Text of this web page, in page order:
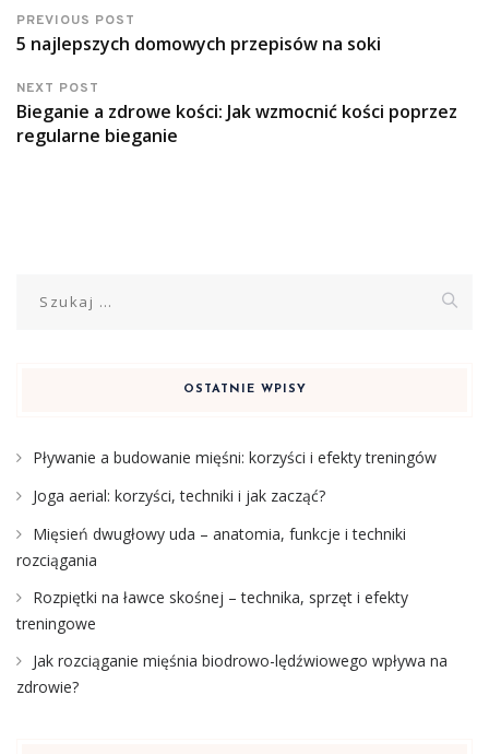
PREVIOUS POST
5 najlepszych domowych przepisów na soki
NEXT POST
Bieganie a zdrowe kości: Jak wzmocnić kości poprzez
regularne bieganie
OSTATNIE WPISY
Pływanie a budowanie mięśni: korzyści i efekty treningów
Joga aerial: korzyści, techniki i jak zacząć?
Mięsień dwugłowy uda – anatomia, funkcje i techniki
rozciągania
Rozpiętki na ławce skośnej – technika, sprzęt i efekty
treningowe
Jak rozciąganie mięśnia biodrowo-lędźwiowego wpływa na
zdrowie?